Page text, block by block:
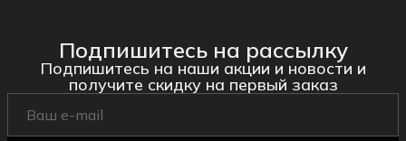
Подпишитесь на рассылку
Подпишитесь на наши акции и новости и
получите скидку на первый заказ